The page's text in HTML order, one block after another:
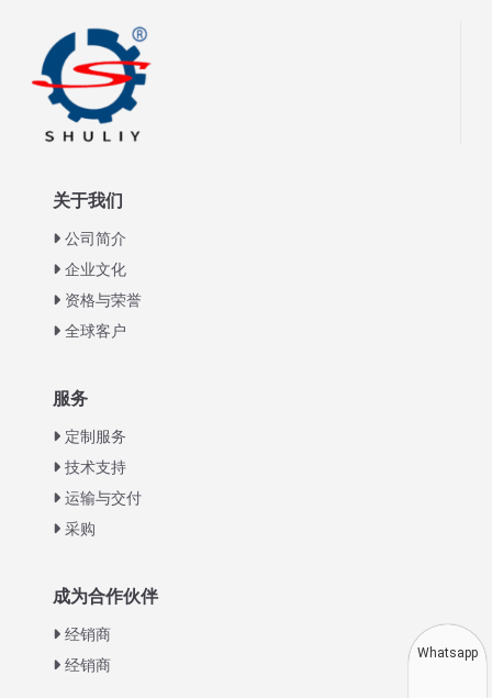
关于我们
公司简介
企业文化
资格与荣誉
全球客户
服务
定制服务
技术支持
运输与交付
采购
成为合作伙伴
经销商
经销商
Vietnamese
Whatsapp